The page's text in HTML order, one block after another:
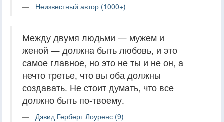
Неизвестный автор (1000+)
Между двумя людьми — мужем и
женой — должна быть любовь, и это
самое главное, но это не ты и не он, а
нечто третье, что вы оба должны
создавать. Не стоит думать, что все
должно быть по-твоему.
Дэвид Герберт Лоуренс (9)